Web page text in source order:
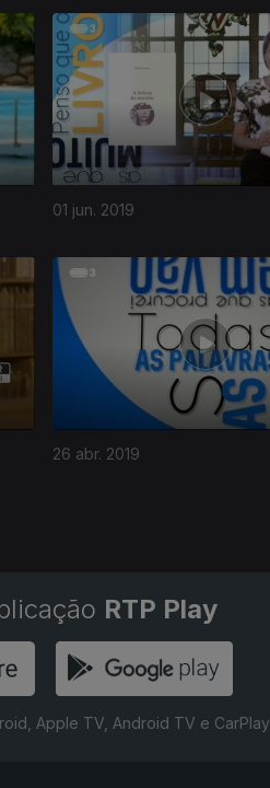
01 jun. 2019
26 abr. 2019
RTP Play
Apple TV, Android TV e CarPlay